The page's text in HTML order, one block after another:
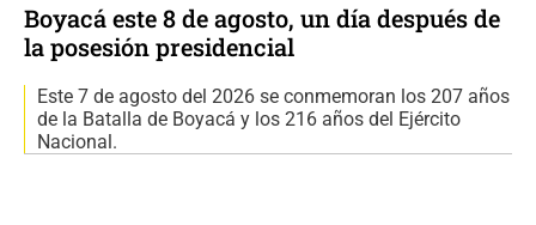
Boyacá este 8 de agosto, un día después de
la posesión presidencial
Este 7 de agosto del 2026 se conmemoran los 207 años
de la Batalla de Boyacá y los 216 años del Ejército
Nacional.